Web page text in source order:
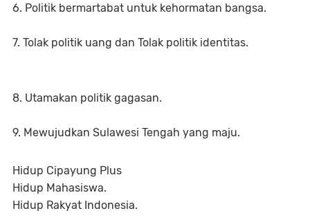
6. Politik bermartabat untuk kehormatan bangsa.
7. Tolak politik uang dan Tolak politik identitas.
8. Utamakan politik gagasan.
9. Mewujudkan Sulawesi Tengah yang maju.
Hidup Cipayung Plus
Hidup Mahasiswa.
Hidup Rakyat Indonesia.